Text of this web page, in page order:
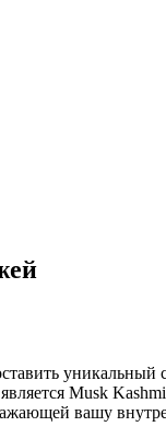
уникальный
Musk
вашу